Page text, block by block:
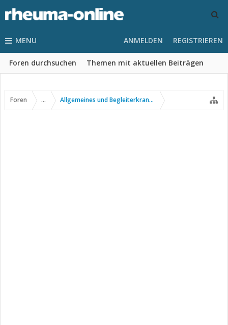
MENU
Foren durchsuchen Themen mit aktuellen Beiträgen
ANMELDEN REGISTRIEREN
Foren ... Allgemeines und Begleiterkrankungen